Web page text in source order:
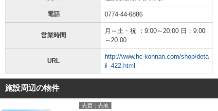
電話 0774-44-6886
営業時間
月～土・祝 ：9:00～20:00 日：9:00
～20:00
URL
http://www.hc-kohnan.com/shop/deta
il_422.html
施設周辺の物件
売買｜売地